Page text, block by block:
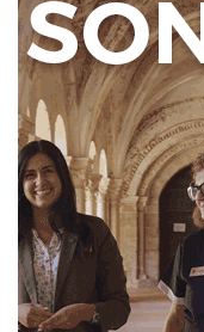
Personas de 5
riesgo de
este grupo se
Estudiantes
sociosanitarios.
Personas que
avícolas,
contacto con
Vacunas para la